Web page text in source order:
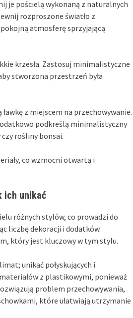
je pościelą wykonaną z naturalnych
rozproszone światło z
atmosferę sprzyjającą
krzesła. Zastosuj minimalistyczne
stworzona przestrzeń była
z miejscem na przechowywanie.
podkreślą minimalistyczny
rośliny bonsai.
co wzmocni otwartą i
ich unikać
różnych stylów, co prowadzi do
liczbę dekoracji i dodatków.
który jest kluczowy w tym stylu.
unikać połyskujących i
z plastikowymi, ponieważ
problem przechowywania,
które ułatwiają utrzymanie